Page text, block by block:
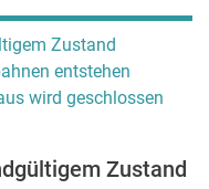
Zustand
entstehen
wird geschlossen
Zustand